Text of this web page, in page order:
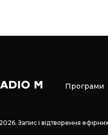
Програми
Запис і відтворення